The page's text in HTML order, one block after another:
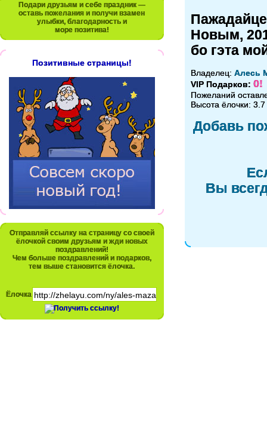
Подари друзьям и себе праздник —
оставь пожелания и получи взамен
улыбки, благодарность и
море позитива!
Позитивные страницы!
Отправляй ссылку на страницу со своей
ёлочкой своим друзьям и жди новых
поздравлений!
Чем больше поздравлений и подарков,
тем выше становится ёлочка.
Ёлочка
Пажадайце
Новым,
бо гэта
Владелец: Алесь
VIP Подарков: 0!
Пожеланий
Высота ёлочки:
Добавь
Вы